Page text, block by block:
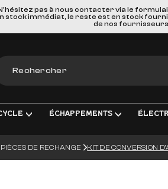
pas à nous contacter via le
stock immédiat, le reste est en stock
de nos
ÉCHAPPEMENTS
D'ÉCHAPPEMENT COMPLÈTE
ÉLECTRICITÉ ET
DE RECHANGE KIT DE CONVERSION